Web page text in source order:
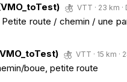
VTT · 23 km ·
route / chemin / une
VTT · 15 km ·
boue, petite route